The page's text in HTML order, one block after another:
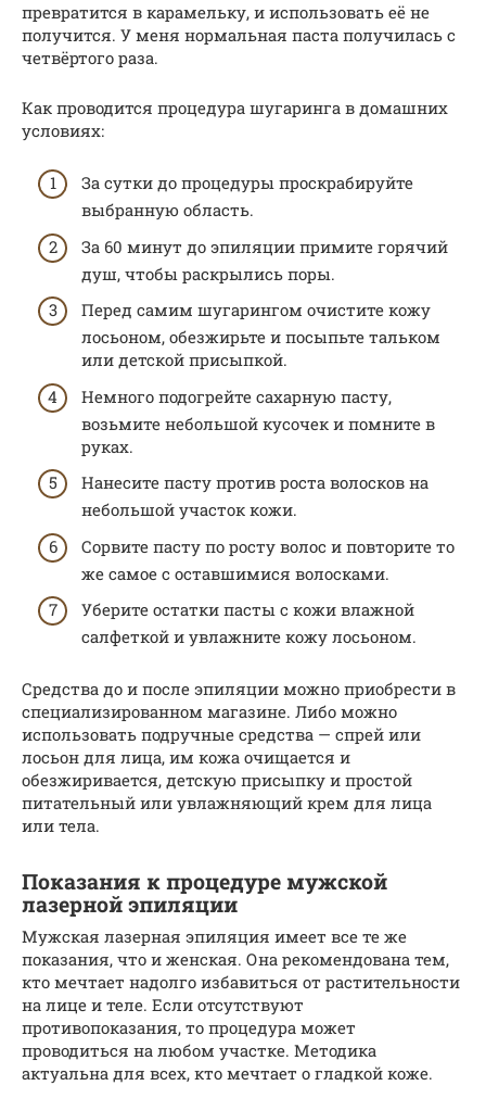
превратится в карамельку, и использовать её не
получится. У меня нормальная паста получилась с
четвёртого раза.
Как проводится процедура шугаринга в домашних
условиях:
За сутки до процедуры проскрабируйте
выбранную область.
За 60 минут до эпиляции примите горячий
душ, чтобы раскрылись поры.
Перед самим шугарингом очистите кожу
лосьоном, обезжирьте и посыпьте тальком
или детской присыпкой.
Немного подогрейте сахарную пасту,
возьмите небольшой кусочек и помните в
руках.
Нанесите пасту против роста волосков на
небольшой участок кожи.
Сорвите пасту по росту волос и повторите то
же самое с оставшимися волосками.
Уберите остатки пасты с кожи влажной
салфеткой и увлажните кожу лосьоном.
Средства до и после эпиляции можно приобрести в
специализированном магазине. Либо можно
использовать подручные средства — спрей или
лосьон для лица, им кожа очищается и
обезжиривается, детскую присыпку и простой
питательный или увлажняющий крем для лица
или тела.
Показания к процедуре мужской
лазерной эпиляции
Мужская лазерная эпиляция имеет все те же
показания, что и женская. Она рекомендована тем,
кто мечтает надолго избавиться от растительности
на лице и теле. Если отсутствуют
противопоказания, то процедура может
проводиться на любом участке. Методика
актуальна для всех, кто мечтает о гладкой коже.